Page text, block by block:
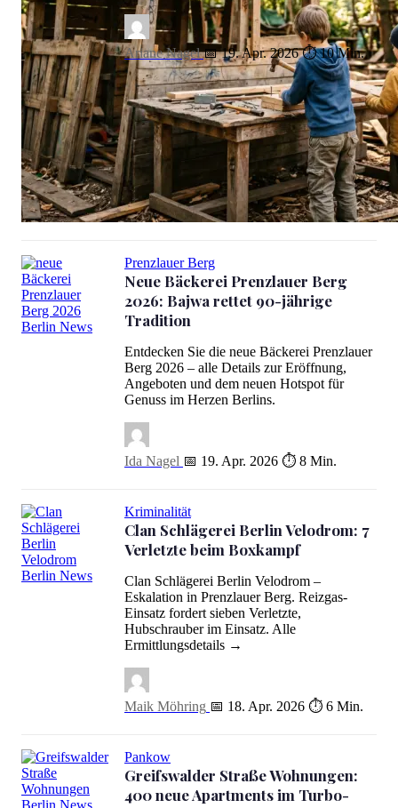
Ariane Nagel 📅 19. Apr. 2026 ⏱ 10 Min.
Prenzlauer Berg
Neue Bäckerei Prenzlauer Berg
2026: Bajwa rettet 90-jährige
Tradition
Entdecken Sie die neue Bäckerei Prenzlauer
Berg 2026 – alle Details zur Eröffnung,
Angeboten und dem neuen Hotspot für
Genuss im Herzen Berlins.
Ida Nagel 📅 19. Apr. 2026 ⏱ 8 Min.
Clan Schlägerei Berlin Velodrom: 7 Verletzte beim Boxkampf
Kriminalität
Clan Schlägerei Berlin Velodrom: 7
Verletzte beim Boxkampf
Clan Schlägerei Berlin Velodrom –
Eskalation in Prenzlauer Berg. Reizgas-
Einsatz fordert sieben Verletzte,
Hubschrauber im Einsatz. Alle
Ermittlungsdetails →
Maik Möhring 📅 18. Apr. 2026 ⏱ 6 Min.
Pankow
Greifswalder Straße Wohnungen:
400 neue Apartments im Turbo-